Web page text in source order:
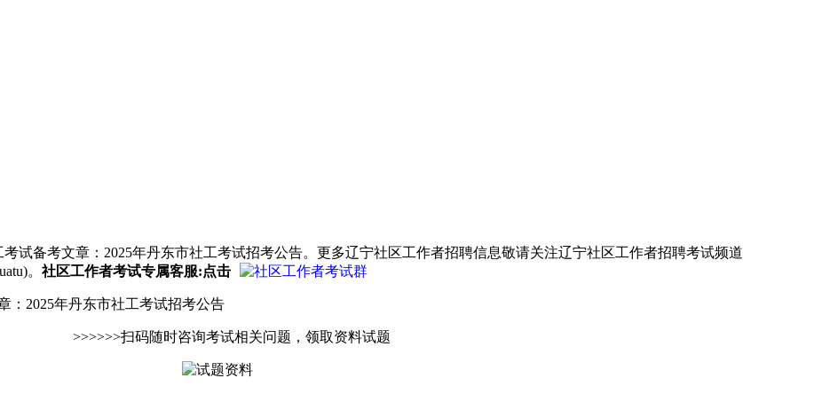
试备考文章：2025年丹东市社工考试招考公告。更多辽宁社区工作者招聘信息敬请关注辽宁社区工作者招聘考试频道
。 社区工作者考试专属客服:点击
2025年丹东市社工考试招考公告
>>>>>>扫码随时咨询考试相关问题，领取资料试题